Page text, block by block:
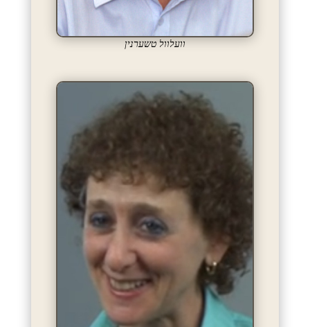
וועלוול טשערנין